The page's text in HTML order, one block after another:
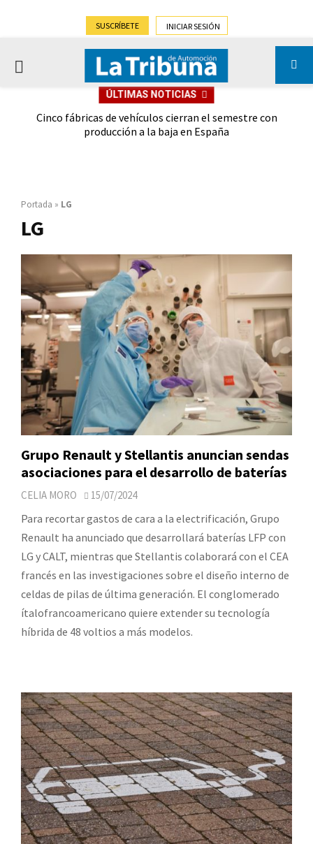
SUSCRÍBETE INICIAR SESIÓN
PRIMARY
ÚLTIMAS NOTICIAS
Cinco fábricas de vehículos cierran el semestre con
producción a la baja en España
Portada » LG
LG
Grupo Renault y Stellantis anuncian sendas
asociaciones para el desarrollo de baterías
CELIA MORO 15/07/2024
Para recortar gastos de cara a la electrificación, Grupo
Renault ha anunciado que desarrollará baterías LFP con
LG y CALT, mientras que Stellantis colaborará con el CEA
francés en las investigaciones sobre el diseño interno de
celdas de pilas de última generación. El conglomerado
ítalofrancoamericano quiere extender su tecnología
híbrida de 48 voltios a más modelos.